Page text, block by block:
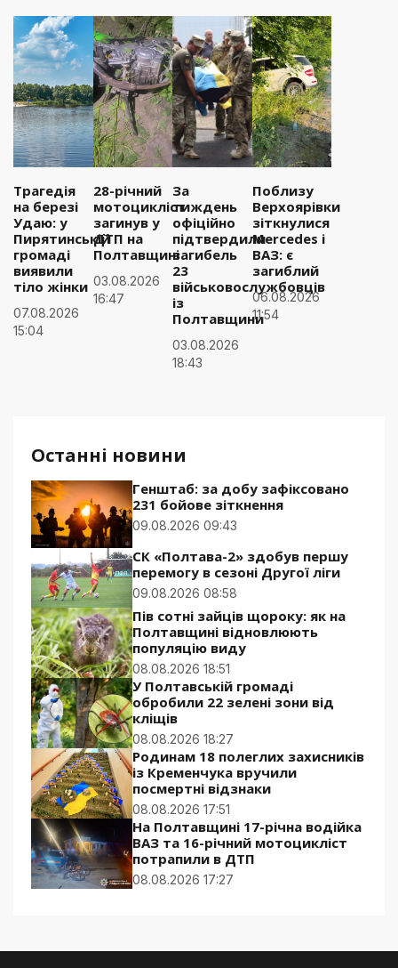
Останні новини
Генштаб: за добу зафіксовано
231 бойове зіткнення
09.08.2026 09:43
СК «Полтава-2» здобув першу
перемогу в сезоні Другої ліги
09.08.2026 08:58
Пів сотні зайців щороку: як на
Полтавщині відновлюють
популяцію виду
08.08.2026 18:51
У Полтавській громаді
обробили 22 зелені зони від
кліщів
08.08.2026 18:27
Родинам 18 полеглих захисників
із Кременчука вручили
посмертні відзнаки
08.08.2026 17:51
На Полтавщині 17-річна водійка
ВАЗ та 16-річний мотоцикліст
потрапили в ДТП
08.08.2026 17:27
Трагедія
на березі
Удаю: у
Пирятинській
громаді
виявили
тіло жінки
07.08.2026
15:04
28-річний
мотоцикліст
загинув у
ДТП на
Полтавщині
03.08.2026
16:47
За
тиждень
офіційно
підтвердили
загибель
23
військовослужбовців
із
Полтавщини
03.08.2026
18:43
Поблизу
Верхоярівки
зіткнулися
Mercedes і
ВАЗ: є
загиблий
06.08.2026
11:54